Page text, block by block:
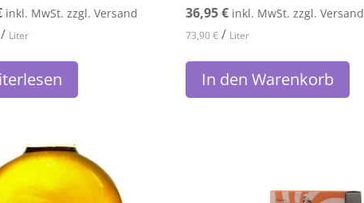
inkl. MwSt. zzgl. Versand
Liter
36,95€ inkl. MwSt. zzgl. Versand
73,90€/ Liter
In den Warenkorb